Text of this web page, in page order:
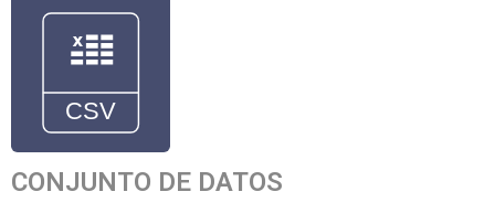
CONJUNTO DE DATOS